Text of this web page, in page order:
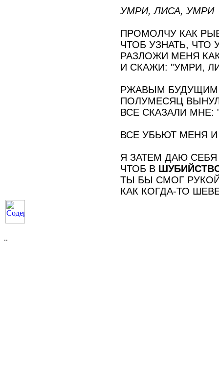
УМРИ, ЛИСА, УМРИ
ПРОМОЛЧУ КАК
ЧТОБ УЗНАТЬ, ЧТО
РАЗЛОЖИ МЕНЯ
И СКАЖИ: "УМРИ,
РЖАВЫМ
ПОЛУМЕСЯЦ
ВСЕ СКАЗАЛИ МНЕ:
ВСЕ УБЬЮТ МЕНЯ
Я ЗАТЕМ ДАЮ СЕБЯ
ЧТОБ В
ТЫ БЫ СМОГ
КАК КОГДА-ТО
..